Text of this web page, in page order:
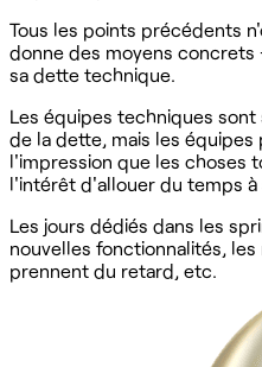
Tous les points précédents
donne des moyens
sa dette technique.
Les équipes techniques
de la dette, mais les
l'impression que les choses
l'intérêt d'allouer du temps
Les jours dédiés dans les
nouvelles fonctionnalités,
prennent du retard, etc.